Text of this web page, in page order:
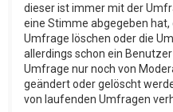
dieser ist immer mit der
eine Stimme abgegeben
Umfrage löschen oder die
allerdings schon ein
Umfrage nur noch von
geändert oder gelöscht
von laufenden Umfragen